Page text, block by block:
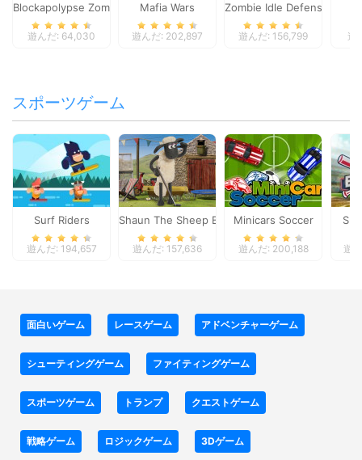
Blockapolypse Zombie Shooter
遊んだ: 64,030
Mafia Wars
遊んだ: 202,897
Zombie Idle Defense
遊んだ: 156,799 遊
スポーツゲーム
Surf Riders
遊んだ: 194,657
Shaun The Sheep Baahmy Golf
遊んだ: 157,636
Minicars Soccer
遊んだ: 200,188 遊
面白いゲーム レースゲーム アドベンチャーゲーム
シューティングゲーム ファイティングゲーム
スポーツゲーム トランプ クエストゲーム
戦略ゲーム ロジックゲーム 3Dゲーム